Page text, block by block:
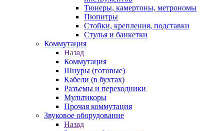
Тюнеры, камертоны, метрономы
Пюпитры
Стойки, крепления, подставки
Стулья и банкетки
Коммутация
Назад
Коммутация
Шнуры (готовые)
Кабели (в бухтах)
Разъемы и переходники
Мультикоры
Прочая коммутация
Звуковое оборудование
Назад